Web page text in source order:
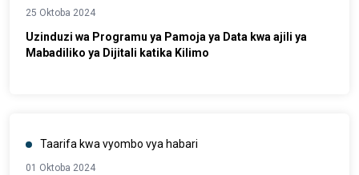
25 Oktoba 2024
Uzinduzi wa Programu ya Pamoja ya Data kwa ajili ya
Mabadiliko ya Dijitali katika Kilimo
Taarifa kwa vyombo vya habari
01 Oktoba 2024